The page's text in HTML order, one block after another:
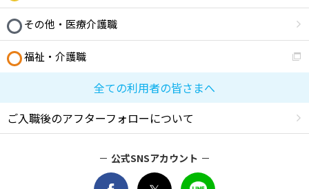
その他・医療介護職
福祉・介護職
全ての利用者の皆さまへ
ご入職後のアフターフォローについて
公式SNSアカウント